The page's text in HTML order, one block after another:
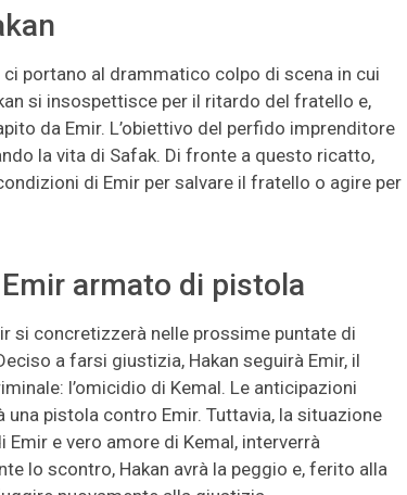
ci portano al drammatico colpo di scena in cui
si insospettisce per il ritardo del fratello e,
da Emir. L’obiettivo del perfido imprenditore
la vita di Safak. Di fronte a questo ricatto,
di Emir per salvare il fratello o agire per
armato di pistola
si concretizzerà nelle prossime puntate di
a farsi giustizia, Hakan seguirà Emir, il
l’omicidio di Kemal. Le anticipazioni
pistola contro Emir. Tuttavia, la situazione
e vero amore di Kemal, interverrà
lo scontro, Hakan avrà la peggio e, ferito alla